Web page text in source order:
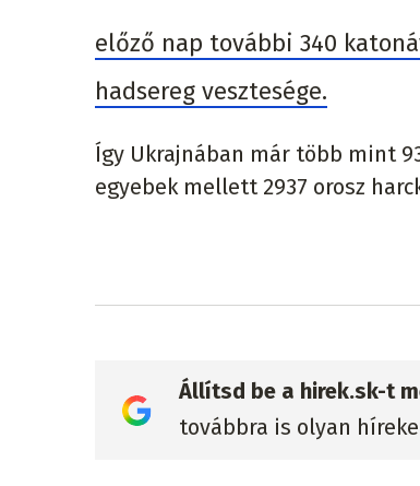
előző nap további 340
hadsereg vesztesége.
Így Ukrajnában már több mint
egyebek mellett 2937 orosz
Állítsd be a hirek.sk-t
továbbra is olyan